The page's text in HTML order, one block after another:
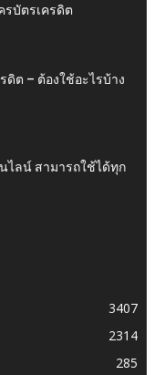
รบัตรเครดิต
ดิต – ต้องใช้อะไรบ้าง
ไลน์ สามารถใช้ได้ทุก
3407
2314
285